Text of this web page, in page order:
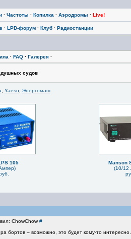
· Частоты · Копилка · Аэродромы · Live!
· LPD-форум· Клуб· Радиостанции
· FAQ· Галерея·
судов
Yaesu Энергомаш
105
Manson
(10/12
ChowChow#
бортов – возможно, это будет кому-то интересно.